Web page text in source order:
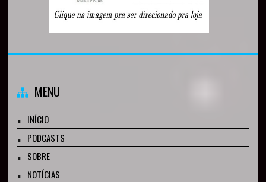
MENU
INÍCIO
PODCASTS
SOBRE
NOTÍCIAS